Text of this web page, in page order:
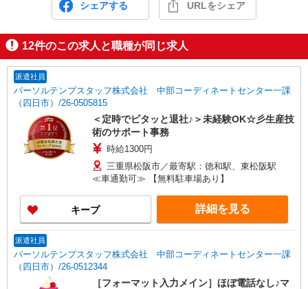
シェアする URLをシェア
12件のこの求人と職種が同じ求人
派遣社員
パーソルテンプスタッフ株式会社 中部コーディネートセンター一課
（四日市）/26-0505815
＜定時でピタッと退社♪＞未経験OK☆彡生産技
術のサポート事務
時給1300円
三重県松阪市／最寄駅：徳和駅、東松阪駅
≪車通勤可≫ 【無料駐車場あり】
キープ 詳細を見る
派遣社員
パーソルテンプスタッフ株式会社 中部コーディネートセンター一課
（四日市）/26-0512344
［フォーマット入力メイン］ほぼ電話なし♪マ